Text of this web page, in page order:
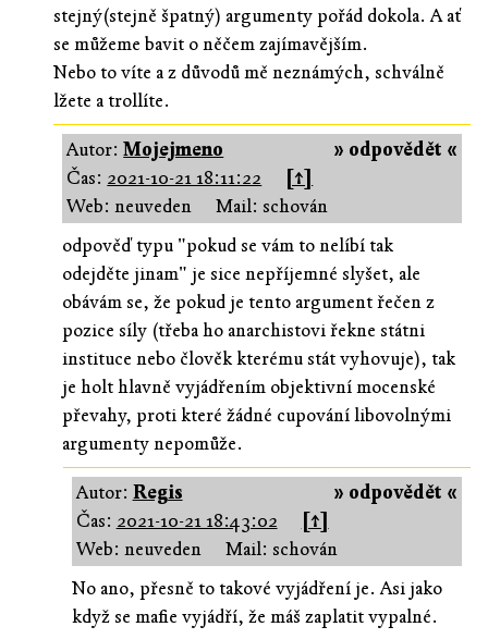
stejný(stejně špatný) argumenty pořád dokola. A ať
se můžeme bavit o něčem zajímavějším.
Nebo to víte a z důvodů mě neznámých, schválně
lžete a trollíte.
» odpovědět «
Autor:Mojejmeno
Čas: 2021-10-21 18:11:22
[↑]
Web: neuveden
Mail: schován
odpověď typu "pokud se vám to nelíbí tak
odejděte jinam" je sice nepříjemné slyšet, ale
obávám se, že pokud je tento argument řečen z
pozice síly (třeba ho anarchistovi řekne státni
instituce nebo člověk kterému stát vyhovuje), tak
je holt hlavně vyjádřením objektivní mocenské
převahy, proti které žádné cupování libovolnými
argumenty nepomůže.
» odpovědět «
Autor: Regis
Čas: 2021-10-21 18:43:02
[↑]
Web: neuveden
Mail: schován
No ano, přesně to takové vyjádření je. Asi jako
když se mafie vyjádří, že máš zaplatit vypalné.